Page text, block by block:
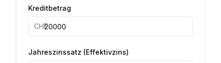
Kreditbetrag
CHF
Jahreszinssatz (Effektivzins)